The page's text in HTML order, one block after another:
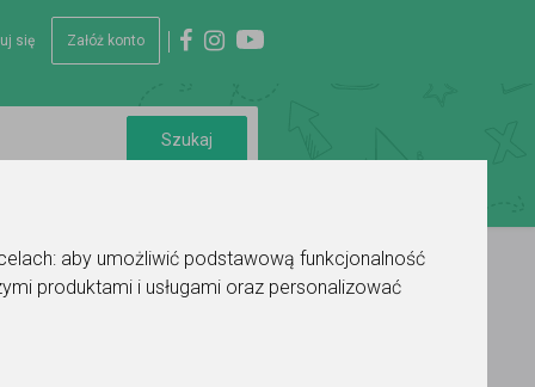
aby umożliwić podstawową funkcjonalność
produktami i usługami oraz personalizować
się Załóż konto